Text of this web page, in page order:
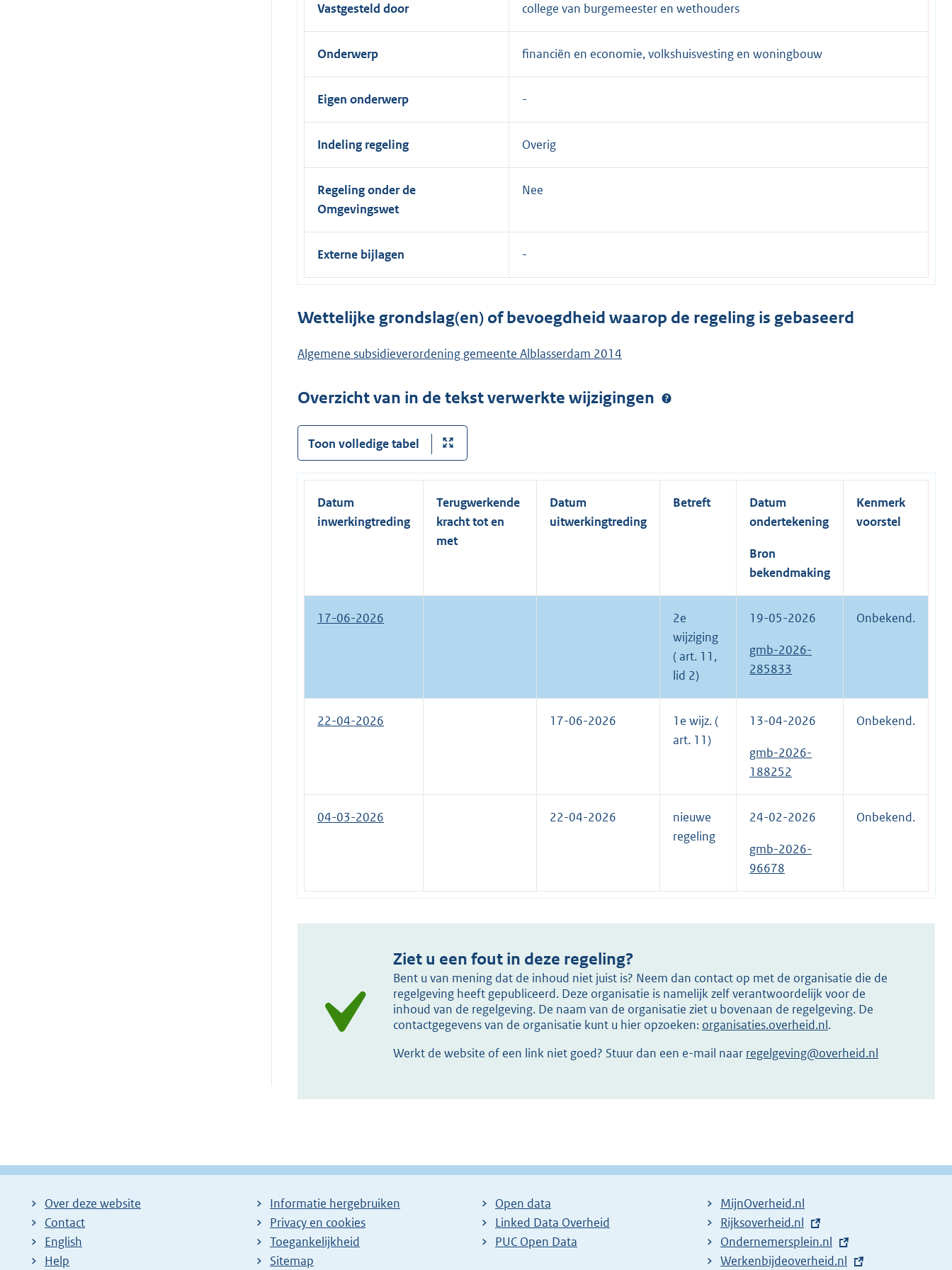
Vastgesteld door college van burgemeester en wethouders
Onderwerp financiën en economie, volkshuisvesting en woningbouw
Eigen onderwerp
Indeling regeling Overig
Regeling onder de
Omgevingswet
Nee
Externe bijlagen
Wettelijke grondslag(en) of bevoegdheid waarop de regeling is gebaseerd
Algemene subsidieverordening gemeente Alblasserdam 2014
Overzicht van in de tekst verwerkte wijzigingen
Toon volledige tabel
Datum
inwerkingtreding
Terugwerkende
kracht tot en
met
Datum
uitwerkingtreding
Betreft
Datum
ondertekening
Bron
bekendmaking
Kenmerk
voorstel
17-06-2026
2e
wijziging
( art. 11,
lid 2)
19-05-2026
gmb-2026-
285833
Onbekend.
22-04-2026 17-06-2026
1e wijz. (
art. 11)
13-04-2026
gmb-2026-
188252
Onbekend.
04-03-2026 22-04-2026
nieuwe
regeling
24-02-2026
gmb-2026-
96678
Onbekend.
Ziet u een fout in deze regeling?
Bent u van mening dat de inhoud niet juist is? Neem dan contact op met de organisatie die de
regelgeving heeft gepubliceerd. Deze organisatie is namelijk zelf verantwoordelijk voor de
inhoud van de regelgeving. De naam van de organisatie ziet u bovenaan de regelgeving. De
contactgegevens van de organisatie kunt u hier opzoeken: organisaties.overheid.nl.
Werkt de website of een link niet goed? Stuur dan een e-mail naar regelgeving@overheid.nl
Over deze website
Contact
English
Help
Informatie hergebruiken
Privacy en cookies
Toegankelijkheid
Sitemap
Open data
Linked Data Overheid
PUC Open Data
MijnOverheid.nl
E
x
t
Rijksoverheid.nl
E
x
Ondernemersplein.nl
E
Werkenbijdeoverheid.nl